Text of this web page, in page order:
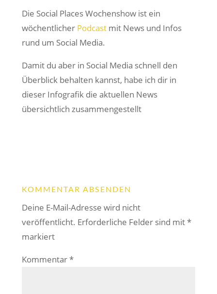
Die Social Places Wochenshow ist ein
wöchentlicher Podcastmit News und Infos
rund um Social Media.
Damit du aber in Social Media schnell den
Überblick behalten kannst, habe ich dir in
dieser Infografik die aktuellen News
übersichtlich zusammengestellt
KOMMENTAR ABSENDEN
Deine E-Mail-Adresse wird nicht
veröffentlicht. Erforderliche Felder sind mit*
markiert
Kommentar*